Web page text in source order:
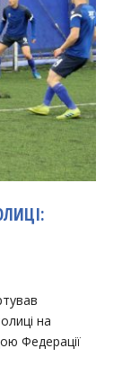
на
Федерації